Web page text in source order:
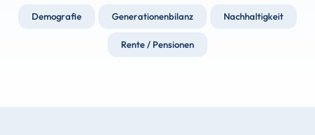
Demografie Generationenbilanz Nachhaltigkeit
Rente / Pensionen